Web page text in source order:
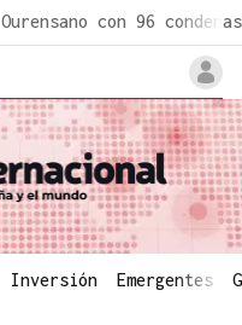
Ourensano con 96 condenas
Inversión Emergentes